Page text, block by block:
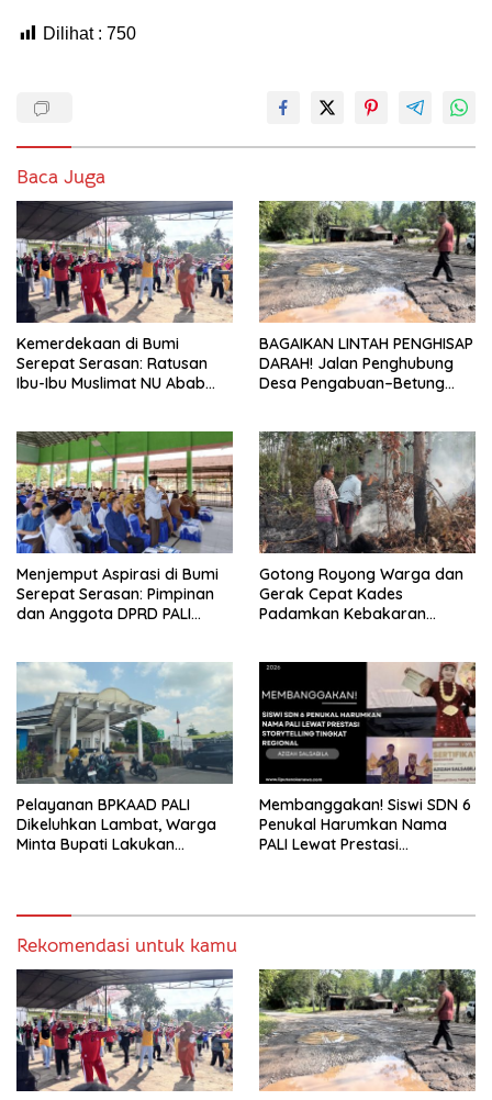
Dilihat : 750
Baca Juga
Kemerdekaan di Bumi
Serepat Serasan: Ratusan
Ibu-Ibu Muslimat NU Abab
Indonesia
BAGAIKAN LINTAH PENGHISAP
DARAH! Jalan Penghubung
Desa Pengabuan–Betung
Kerok
Menjemput Aspirasi di Bumi
Serepat Serasan: Pimpinan
dan Anggota DPRD PALI
Melalui Reses Ke-2 Tahun
2026
Gotong Royong Warga dan
Gerak Cepat Kades
Padamkan Kebakaran
Pelayanan BPKAAD PALI
Dikeluhkan Lambat, Warga
Minta Bupati Lakukan
Membanggakan! Siswi SDN 6
Penukal Harumkan Nama
PALI Lewat Prestasi
Rekomendasi untuk kamu